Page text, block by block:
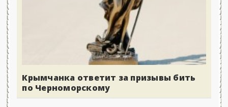
Крымчанка ответит за призывы бить
по Черноморскому